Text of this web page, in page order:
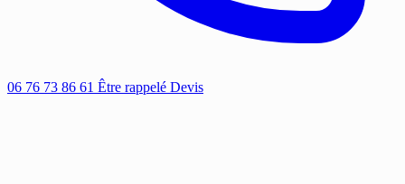
06 76 73 86 61 Être rappelé Devis